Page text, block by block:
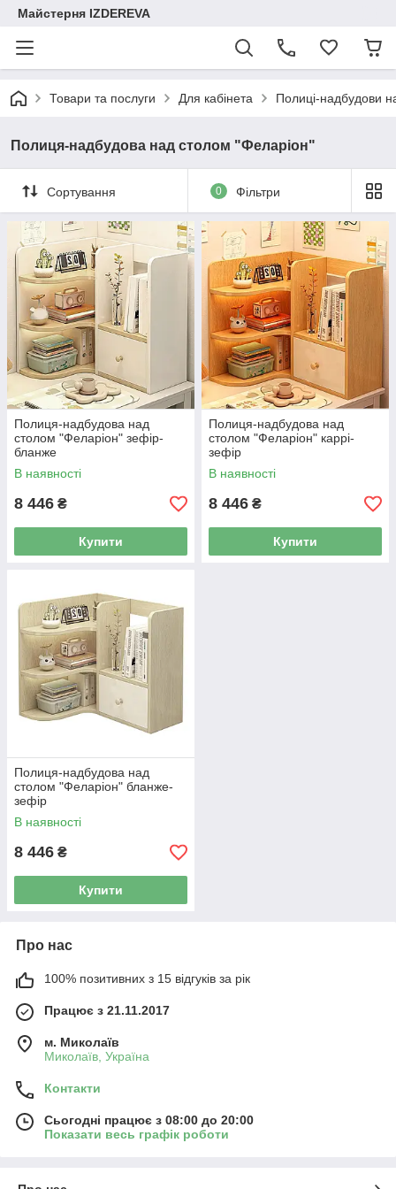
Майстерня IZDEREVA
Товари та послуги Для кабінета Полиці-надбудови
Полиця-надбудова над столом "Феларіон"
Сортування 0 Фільтри
Полиця-надбудова над
столом "Феларіон" зефір-
бланже
В наявності
8 446 ₴
Купити
Полиця-надбудова над
столом "Феларіон" каррі-
зефір
В наявності
8 446 ₴
Купити
Полиця-надбудова над
столом "Феларіон" бланже-
зефір
В наявності
8 446 ₴
Купити
Про нас
100% позитивних з 15 відгуків за рік
Працює з 21.11.2017
м. Миколаїв
Миколаїв, Україна
Контакти
Сьогодні працює з 08:00 до 20:00
Показати весь графік роботи